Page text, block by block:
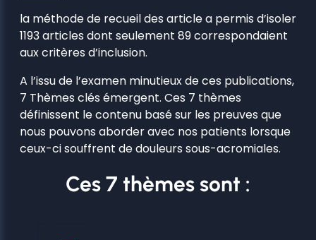
la méthode de recueil des article a permis d’isoler
1193 articles dont seulement 89 correspondaient
aux critères d’inclusion.
A l’issu de l’examen minutieux de ces publications,
7 Thèmes clés émergent. Ces 7 thèmes
définissent le contenu basé sur les preuves que
nous pouvons aborder avec nos patients lorsque
ceux-ci souffrent de douleurs sous-acromiales.
Ces 7 thèmes sont :